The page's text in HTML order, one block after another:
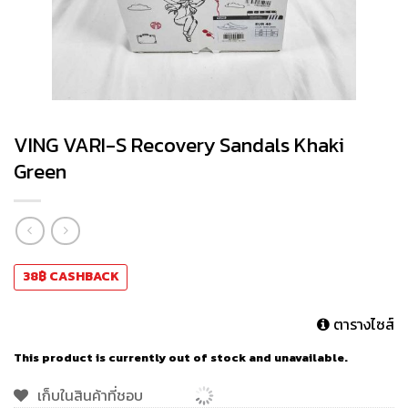
VING VARI-S Recovery Sandals Khaki
Green
38฿CASHBACK
ตารางไซส์
This product is currently out of stock and unavailable.
เก็บในสินค้าที่ชอบ